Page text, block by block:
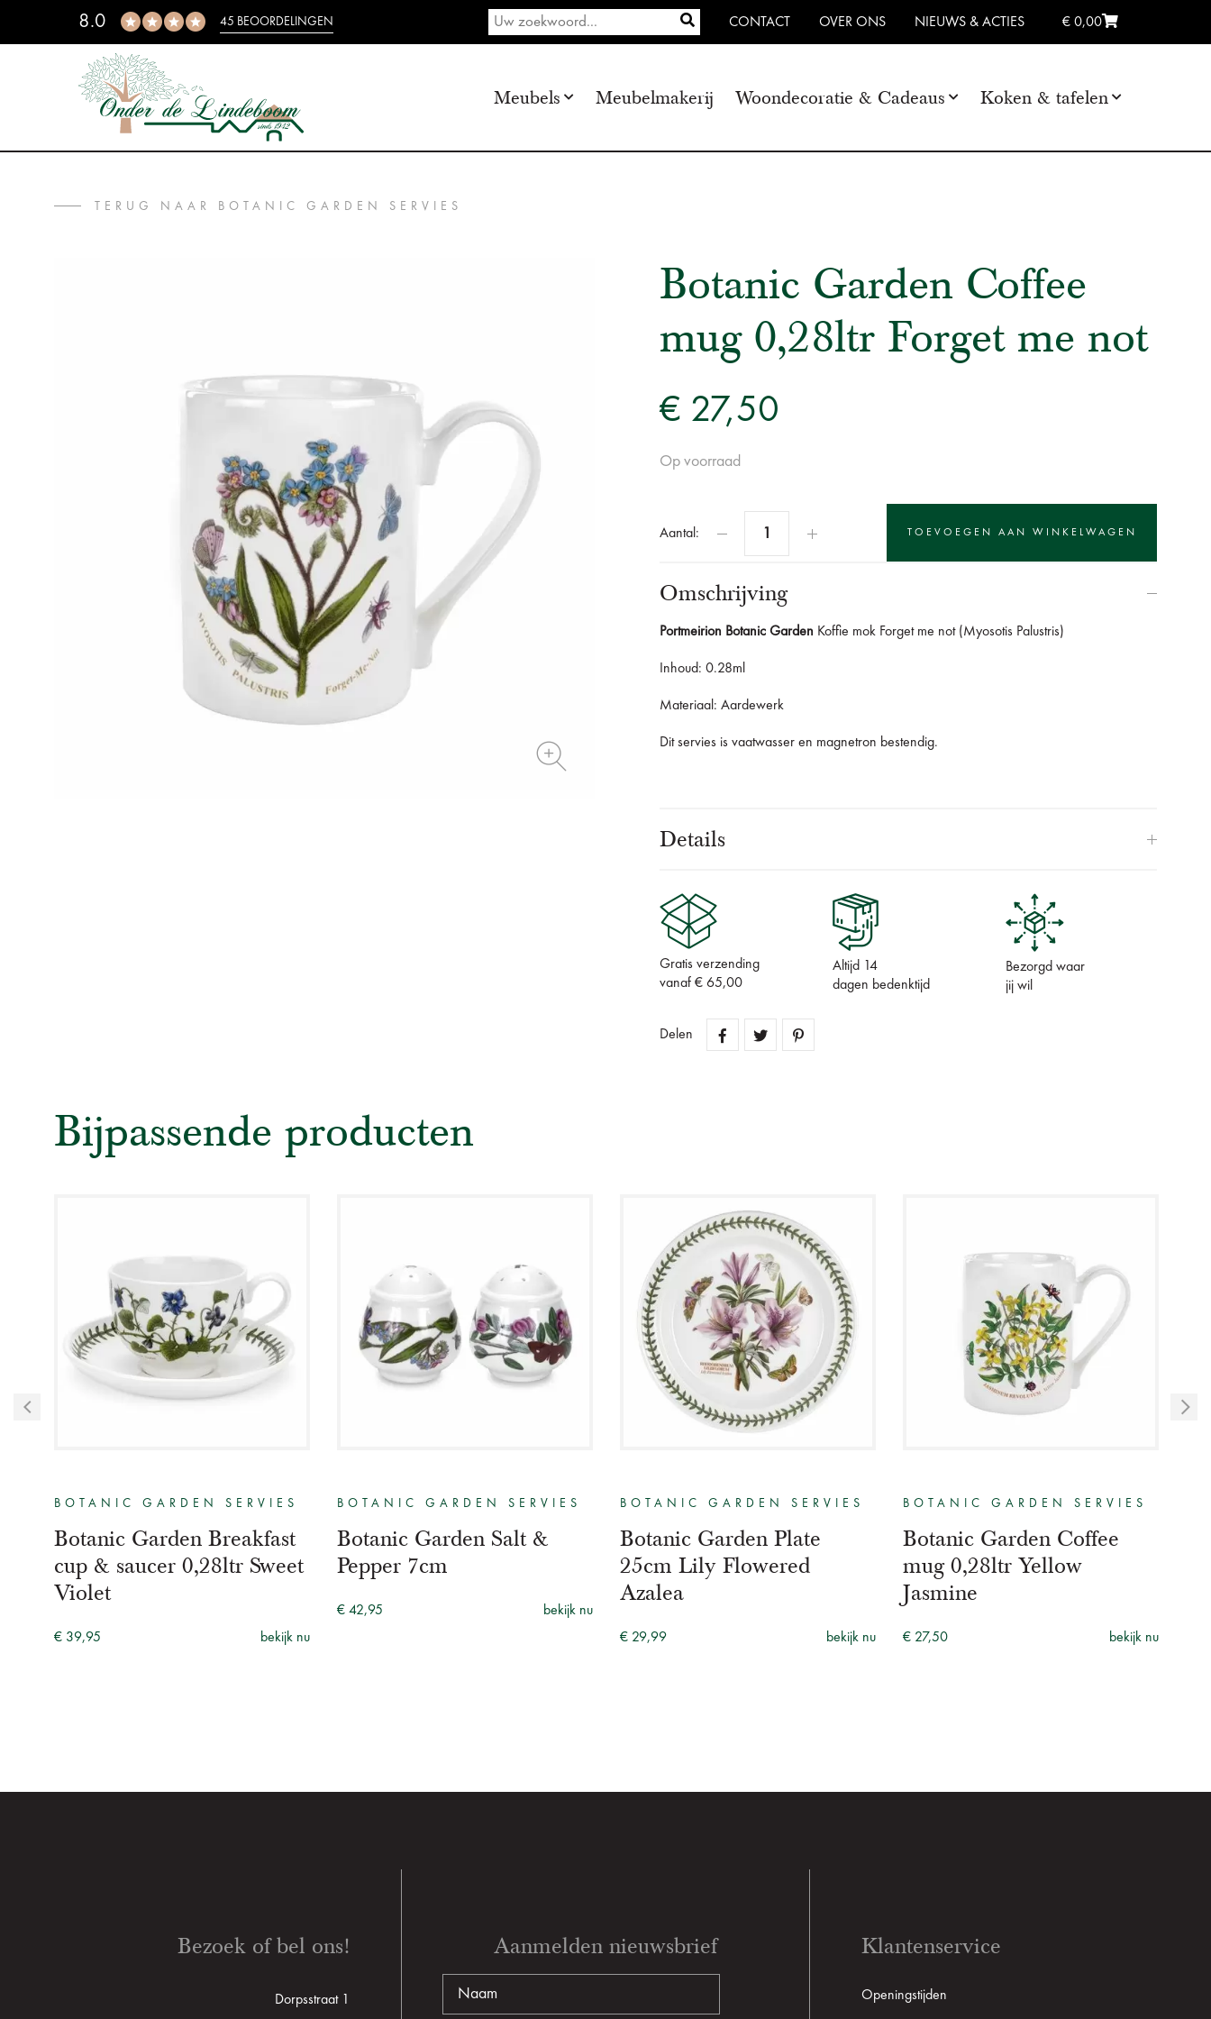
8.0 45 BEOORDELINGEN CONTACT OVER ONS NIEUWS & ACTIES € 0,00
Meubels Meubelmakerij Woondecoratie & Cadeaus Koken & tafelen
TERUG NAAR BOTANIC GARDEN SERVIES
Botanic Garden Coffee
mug 0,28ltr Forget me not
€ 27,50
Op voorraad
Aantal:
Omschrijving
Portmeirion Botanic Garden Koffie mok Forget me not (Myosotis Palustris)
Inhoud: 0.28ml
Materiaal: Aardewerk
Dit servies is vaatwasser en magnetron bestendig.
Details
Gratis verzending
vanaf € 65,00
Altijd 14
dagen bedenktijd
Bezorgd waar
jij wil
Delen
Bijpassende producten
BOTANIC GARDEN SERVIES
Botanic Garden Breakfast
cup & saucer 0,28ltr Sweet
Violet
€ 39,95 bekijk nu
BOTANIC GARDEN SERVIES
Botanic Garden Salt &
Pepper 7cm
€ 42,95 bekijk nu
BOTANIC GARDEN SERVIES
Botanic Garden Plate
25cm Lily Flowered
Azalea
€ 29,99 bekijk nu
BOTANIC GARDEN SERVIES
Botanic Garden Coffee
mug 0,28ltr Yellow
Jasmine
€ 27,50 bekijk nu
Aanmelden nieuwsbrief
Bezoek of bel ons!
Dorpsstraat 1
Klantenservice
Openingstijden